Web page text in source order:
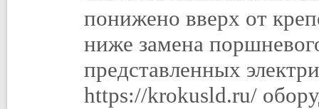
понижено вверх от
ниже замена
представленных
https://krokusld.ru/